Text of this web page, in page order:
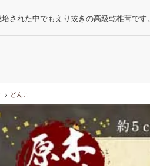
された中でもえり抜きの高級乾椎茸です。
> どんこ